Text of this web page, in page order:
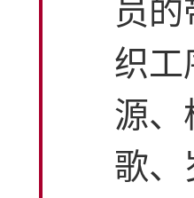
员
织工
源、
歌、